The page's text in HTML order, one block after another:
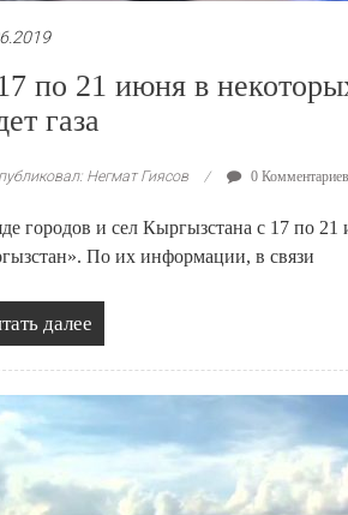
по 21 июня в
газа
Негмат Гиясов 0 Комментариев
городов и сел Кыргызстана с 17 по
По их информации, в связи
далее